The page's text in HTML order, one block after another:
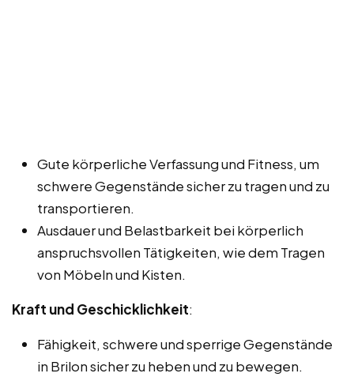
Gute körperliche Verfassung und Fitness, um
schwere Gegenstände sicher zu tragen und zu
transportieren.
Ausdauer und Belastbarkeit bei körperlich
anspruchsvollen Tätigkeiten, wie dem Tragen
von Möbeln und Kisten.
Kraft und Geschicklichkeit:
Fähigkeit, schwere und sperrige Gegenstände
in Brilon sicher zu heben und zu bewegen.